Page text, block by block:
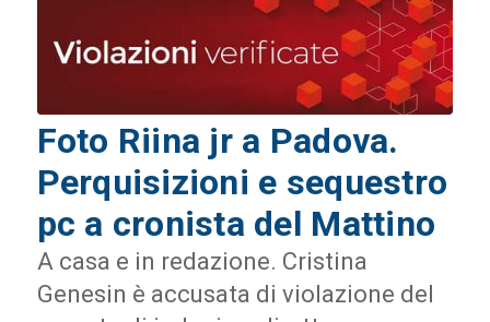
Foto Riina jr a Padova.
Perquisizioni e sequestro
pc a cronista del Mattino
A casa e in redazione. Cristina
Genesin è accusata di violazione del